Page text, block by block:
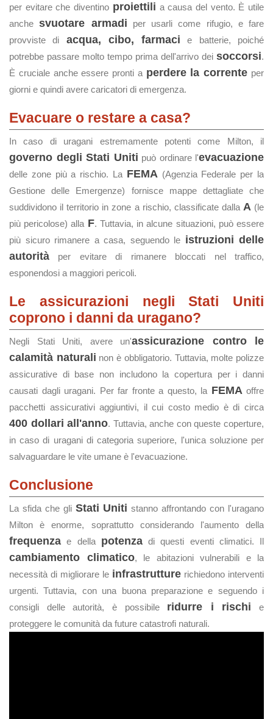
per evitare che diventino proiettili a causa del vento. È utile
anchesvuotare armadi per usarli come rifugio, e fare
provviste di acqua, cibo, farmaci e batterie, poiché
potrebbe passare molto tempo prima dell'arrivo dei soccorsi.
È cruciale anche essere pronti a perdere la corrente per
giorni e quindi avere caricatori di emergenza.
Evacuare o restare a casa?
In caso di uragani estremamente potenti come Milton, il
governo degli Stati Uniti può ordinare l'evacuazione
delle zone più a rischio. La FEMA (Agenzia Federale per la
Gestione delle Emergenze) fornisce mappe dettagliate che
suddividono il territorio in zone a rischio, classificate dalla A (le
più pericolose) alla F. Tuttavia, in alcune situazioni, può essere
più sicuro rimanere a casa, seguendo le istruzioni delle
autorità per evitare di rimanere bloccati nel traffico,
esponendosi a maggiori pericoli.
Le assicurazioni negli Stati Uniti
coprono i danni da uragano?
Negli Stati Uniti, avere un'assicurazione contro le
calamità naturali non è obbligatorio. Tuttavia, molte polizze
assicurative di base non includono la copertura per i danni
causati dagli uragani. Per far fronte a questo, la FEMA offre
pacchetti assicurativi aggiuntivi, il cui costo medio è di circa
400 dollari all'anno. Tuttavia, anche con queste coperture,
in caso di uragani di categoria superiore, l'unica soluzione per
salvaguardare le vite umane è l'evacuazione.
Conclusione
La sfida che gli Stati Uniti stanno affrontando con l'uragano
Milton è enorme, soprattutto considerando l'aumento della
frequenza e della potenzadi questi eventi climatici. Il
cambiamento climatico, le abitazioni vulnerabili e la
necessità di migliorare le infrastrutture richiedono interventi
urgenti. Tuttavia, con una buona preparazione e seguendo i
consigli delle autorità, è possibile ridurre i rischi e
proteggere le comunità da future catastrofi naturali.